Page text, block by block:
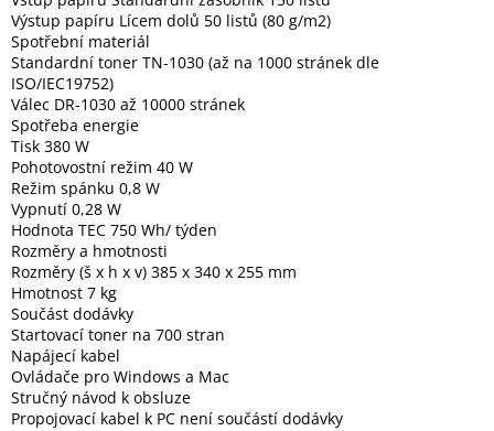
Akční
zboží
TONERY
A
CARTRIDGE
OEM
Sestavy
počítačů
Inpraise
Kamerové
systémy
MILESIGHT
Doprodej
Přihlášení
Výstup papíru Lícem dolů 50 listů (80 g/m2)
Spotřební materiál
Standardní toner TN-1030 (až na 1000 stránek dle
ISO/IEC19752)
Válec DR-1030 až 10000 stránek
Spotřeba energie
Tisk 380 W
Pohotovostní režim 40 W
Režim spánku 0,8 W
Vypnutí 0,28 W
Hodnota TEC 750 Wh/ týden
Rozměry a hmotnosti
Rozměry (š x h x v) 385 x 340 x 255 mm
Hmotnost 7 kg
Součást dodávky
Startovací toner na 700 stran
Napájecí kabel
Ovládače pro Windows a Mac
Stručný návod k obsluze
Propojovací kabel k PC není součástí dodávky